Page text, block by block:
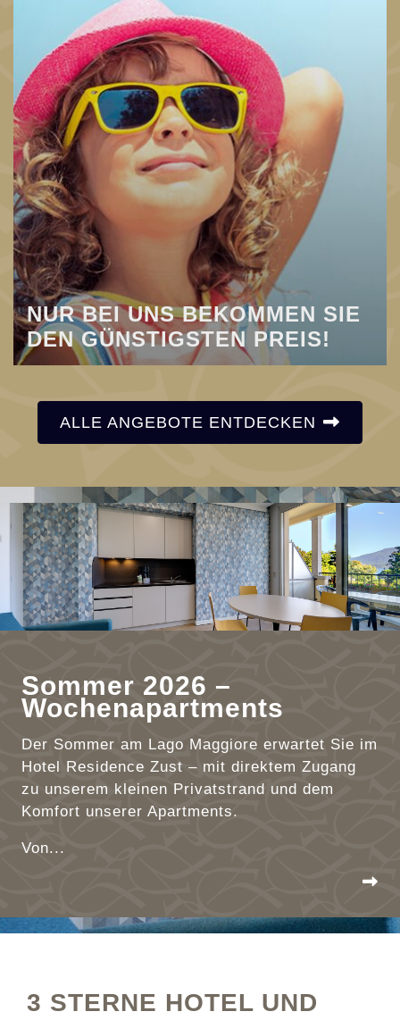
NUR BEI UNS BEKOMMEN SIE
DEN GÜNSTIGSTEN PREIS!
ALLE ANGEBOTE ENTDECKEN
Sommer 2026 –
Wochenapartments
Der Sommer am Lago Maggiore erwartet Sie im
Hotel Residence Zust – mit direktem Zugang
zu unserem kleinen Privatstrand und dem
Komfort unserer Apartments.
Von...
3 STERNE HOTEL UND